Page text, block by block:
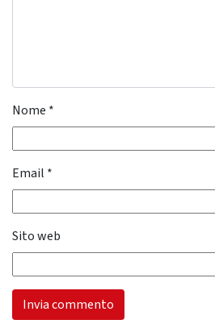
Nome *
Email *
Sito web